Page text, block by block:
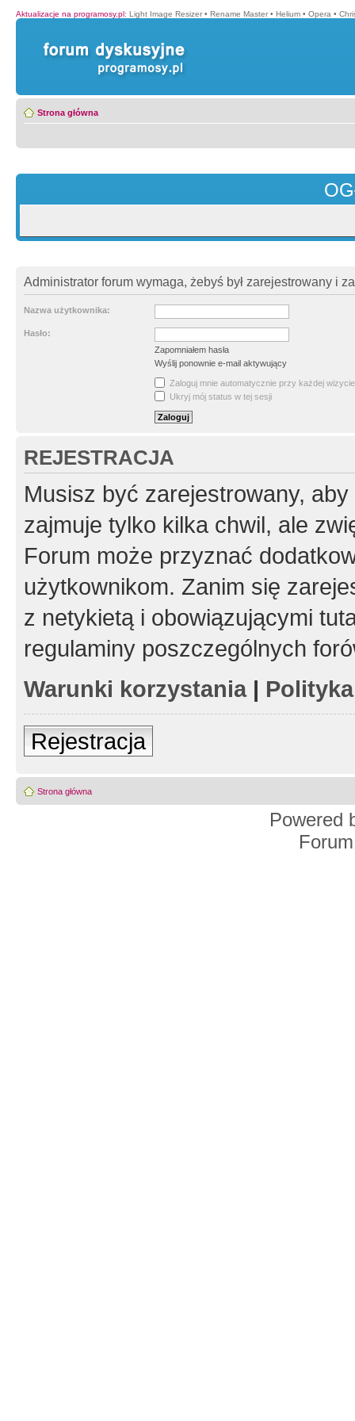
Aktualizacje na programosy.pl: Light Image Resizer • Rename Master • Helium • Opera •
Strona główna
Administrator forum wymaga, żebyś był zarejestrowany i
Nazwa użytkownika:
Hasło:
Zapomniałem hasła
Wyślij ponownie e-mail aktywujący
Zaloguj mnie automatycznie przy każdej wizycie
Ukryj mój status w tej sesji
REJESTRACJA
Musisz być zarejestrowany,
zajmuje tylko kilka chwil, ale
Forum może przyznać
użytkownikom. Zanim się
z netykietą i obowiązującymi
regulaminy poszczególnych
Warunki korzystania|
Rejestracja
Strona główna
Powered